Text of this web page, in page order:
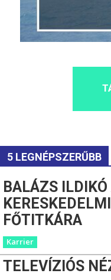
5 LEGNÉPSZERŰBB
BALÁZS
FŐTITKÁRA
Karrier
TELEVÍZIÓS